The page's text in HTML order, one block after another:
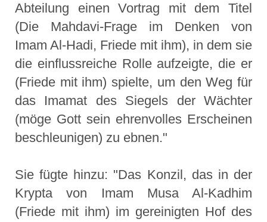
Abteilung einen Vortrag mit dem Titel
(Die Mahdavi-Frage im Denken von
Imam Al-Hadi, Friede mit ihm), in dem sie
die einflussreiche Rolle aufzeigte, die er
(Friede mit ihm) spielte, um den Weg für
das Imamat des Siegels der Wächter
(möge Gott sein ehrenvolles Erscheinen
beschleunigen) zu ebnen."
Sie fügte hinzu: "Das Konzil, das in der
Krypta von Imam Musa Al-Kadhim
(Friede mit ihm) im gereinigten Hof des